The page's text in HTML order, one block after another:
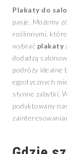
Plakaty do
pasje. Możemy
roślinnymi,
wybrać plakaty
dodadzą
podróży idealne
egzotycznych
słynne zabytki.
podyktowany